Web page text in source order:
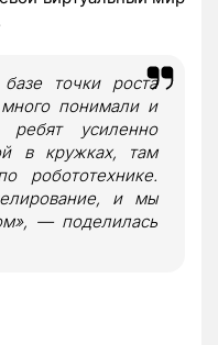
точки роста
понимали и
ребят усиленно
в кружках, там
робототехнике.
и мы
— поделилась